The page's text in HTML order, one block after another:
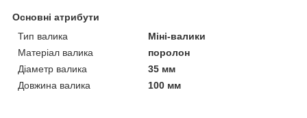
Основні атрибути
Тип валика
Міні-валики
Матеріал валика
поролон
Діаметр валика
35 мм
Довжина валика
100 мм